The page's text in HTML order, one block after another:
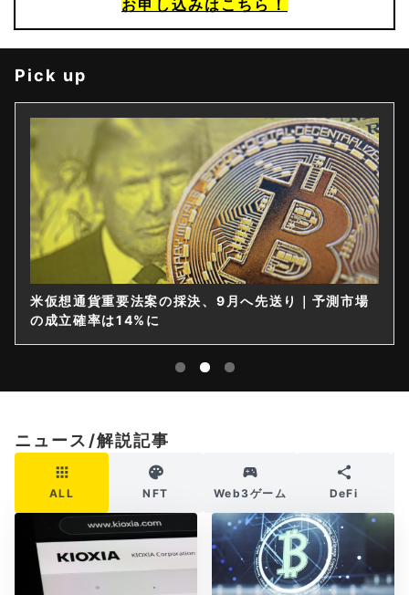
お申し込みはこちら！
Pick up
、9月へ先送り｜予測市場
仮想通貨は購入後すぐ送れな
ニュース/解説記事
ALL NFT Web3ゲーム DeFi